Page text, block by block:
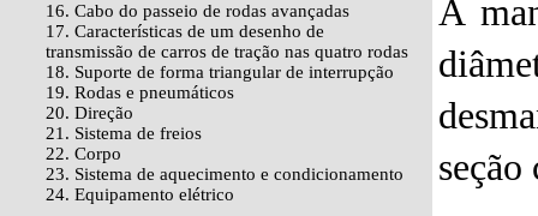
16. Cabo do passeio de rodas avançadas
17. Características de um desenho de
transmissão de carros de tração nas quatro rodas
18. Suporte de forma triangular de interrupção
19. Rodas e pneumáticos
20. Direção
21. Sistema de freios
22. Corpo
23. Sistema de aquecimento e condicionamento
24. Equipamento elétrico
A